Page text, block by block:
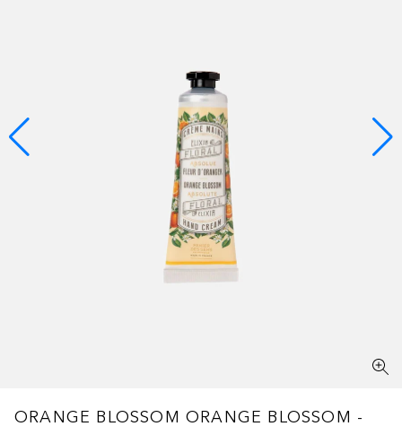
ORANGE BLOSSOM ORANGE BLOSSOM -